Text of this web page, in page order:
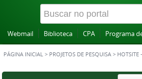
Webmail Biblioteca CPA Programa
PÁGINA INICIAL > PROJETOS DE PESQUISA > HOTSITE